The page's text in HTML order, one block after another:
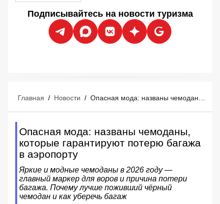
Подписывайтесь на новости туризма
Главная / Новости / Опасная мода: названы чемоданы, которые гарантируют потерю багажа в аэропорту
Опасная мода: названы чемоданы,
которые гарантируют потерю багажа
в аэропорту
Яркие и модные чемоданы в 2026 году —
главный маркер для воров и причина потери
багажа. Почему лучше поживший чёрный
чемодан и как уберечь багаж